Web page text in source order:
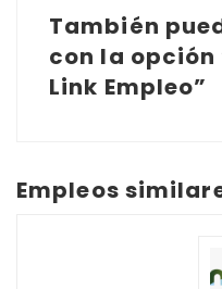
También
con la
Link Empleo”
Empleos